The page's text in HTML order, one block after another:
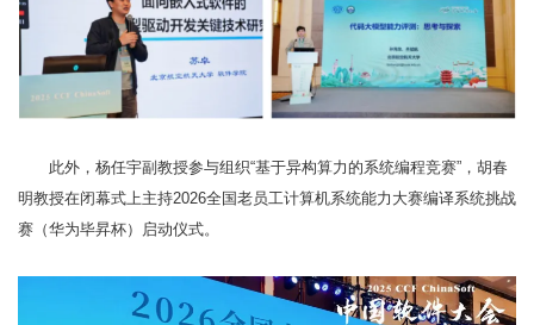
此外，杨任宇副教授参与组织“基于异构算力的系统编程竞赛”，胡春
明教授在闭幕式上主持2026全国老员工计算机系统能力大赛编译系统挑战
赛（华为毕昇杯）启动仪式。